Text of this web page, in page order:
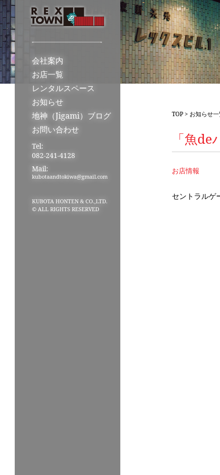
会社案内
お店一覧
レンタルスペース
お知らせ
地神（Jigami）ブログ
お問い合わせ
Tel:
082-241-4128
Mail:
kubotaandtokiwa@gmail.com
KUBOTA HONTEN & CO.,LTD.
© ALL RIGHTS RESERVED
TOP> お知らせ
「魚
お店情報
セントラルゲ